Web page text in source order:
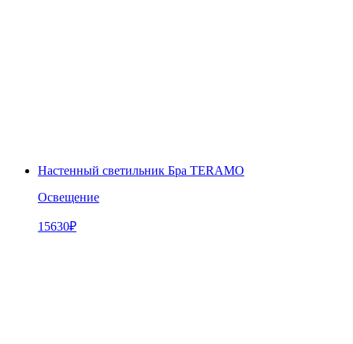
Настенный светильник Бра TERAMO
Освещение
15630₽